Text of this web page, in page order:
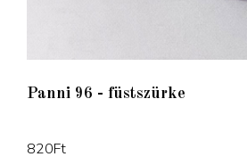
Panni 96 - füstszürke
820Ft